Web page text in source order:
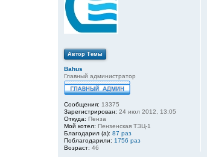
Автор Темы
Bahus
Главный администратор
Сообщения: 13375
Зарегистрирован: 24 июл 2012, 13:05
Откуда: Пенза
Мой котел: Пензенская ТЭЦ-1
Благодарил (а): 87 раз
Поблагодарили: 1756 раз
Возраст: 46